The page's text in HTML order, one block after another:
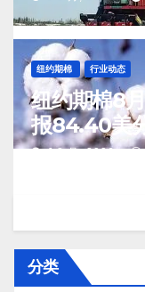
纽约期棉 行业动态
纽约期棉8
报84.40美
J 8 月, 2026
分类